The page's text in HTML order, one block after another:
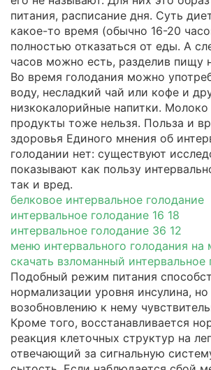
питания, расписание дня. Суть
какое-то время (обычно 16-20
полностью отказаться от еды. А
часов можно есть, разделив пищу
Во время голодания можно
воду, несладкий чай или кофе и
низкокалорийные напитки.
продукты тоже нельзя. Польза и
здоровья Единого мнения об
голодании нет: существуют
показывают как пользу
так и вред.
белковое интервальное голодание
интервальное голодание 16 18
интервальное голодание 36 12
меню интервального голодания на
скачать взломанный интервальное
Подобный режим питания
нормализации уровня инсулина,
возобновлению к нему
Кроме того, восстанавливается
реакция клеточных структур на
отвечающий за сигнальную